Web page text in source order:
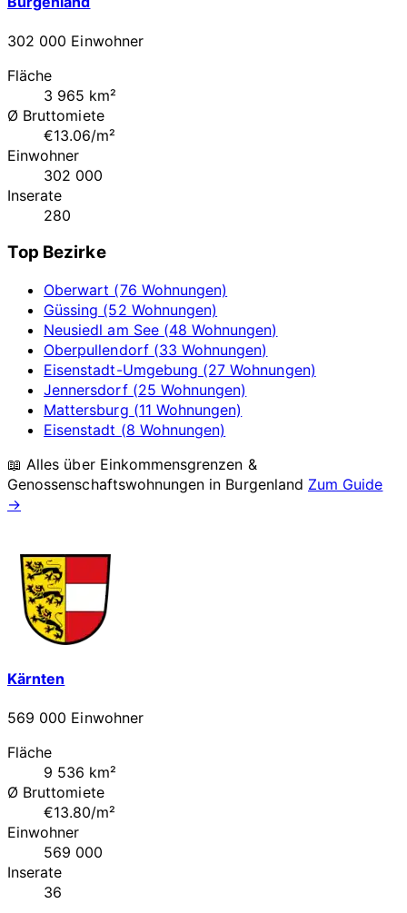
302 000 Einwohner
Fläche
3 965 km²
Ø Bruttomiete
€13.06/m²
Einwohner
302 000
Inserate
280
Top Bezirke
Oberwart (76 Wohnungen)
Güssing (52 Wohnungen)
Neusiedl am See (48 Wohnungen)
Oberpullendorf (33 Wohnungen)
Eisenstadt-Umgebung (27 Wohnungen)
Jennersdorf (25 Wohnungen)
Mattersburg (11 Wohnungen)
Eisenstadt (8 Wohnungen)
📖 Alles über Einkommensgrenzen &
Genossenschaftswohnungen in Burgenland Zum Guide
→
Kärnten
569 000 Einwohner
Fläche
9 536 km²
Ø Bruttomiete
€13.80/m²
Einwohner
569 000
Inserate
36